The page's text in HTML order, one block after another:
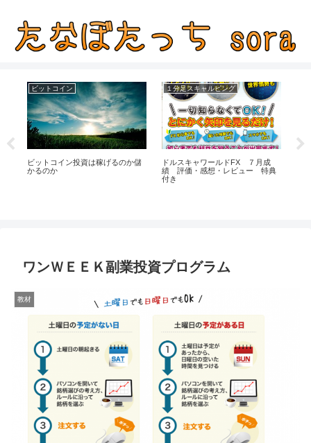
ビットコイン
ビットコイン投資は稼げるのか儲
かるのか
１分足スキャルピング
ドルスキャワールドFX ７月成
績 評価・感想・レビュー 特典
付き
ワンＷＥＥＫ副業投資プログラム
教材